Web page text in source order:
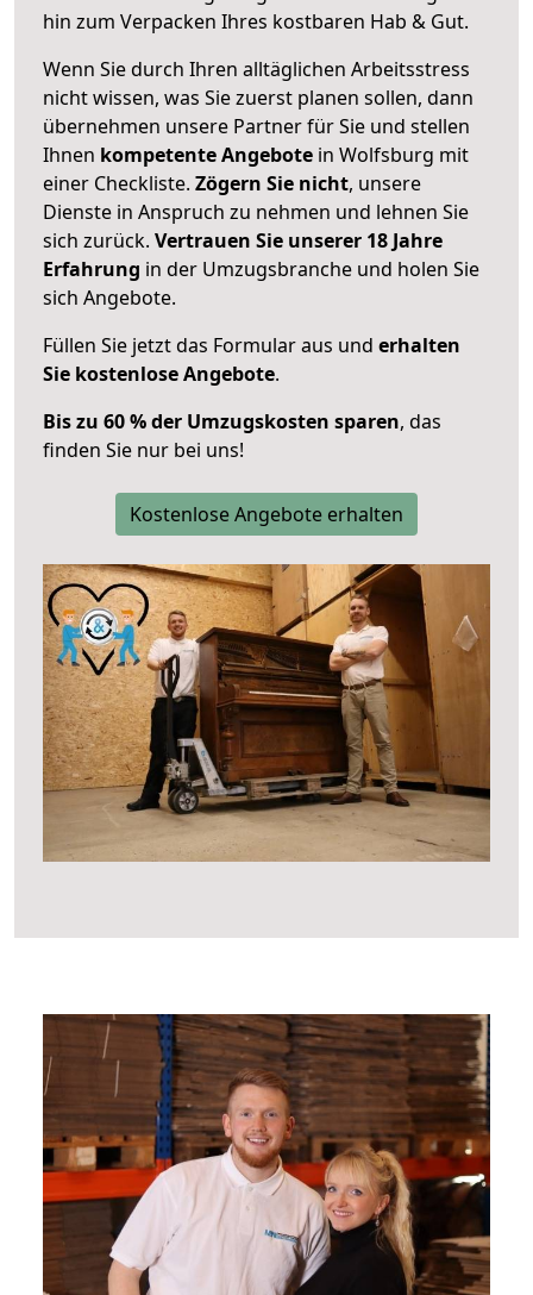
hin zum Verpacken Ihres kostbaren Hab & Gut.
Wenn Sie durch Ihren alltäglichen Arbeitsstress
nicht wissen, was Sie zuerst planen sollen, dann
übernehmen unsere Partner für Sie und stellen
Ihnen kompetente Angebote in Wolfsburg mit
einer Checkliste. Zögern Sie nicht, unsere
Dienste in Anspruch zu nehmen und lehnen Sie
sich zurück. Vertrauen Sie unserer 18 Jahre
Erfahrung in der Umzugsbranche und holen Sie
sich Angebote.
Füllen Sie jetzt das Formular aus und erhalten
Sie kostenlose Angebote.
Bis zu 60 % der Umzugskosten sparen, das
finden Sie nur bei uns!
Kostenlose Angebote erhalten